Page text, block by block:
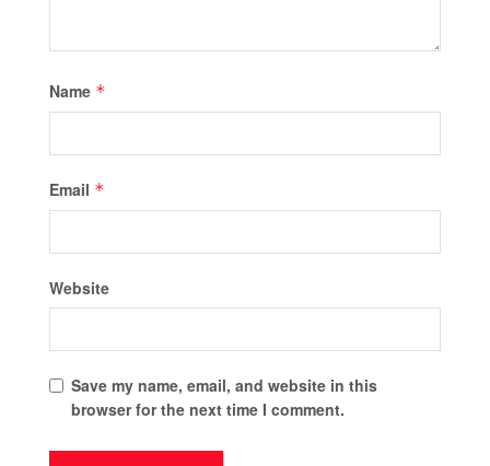
Name *
Email *
Website
Save my name, email, and website in this
browser for the next time I comment.